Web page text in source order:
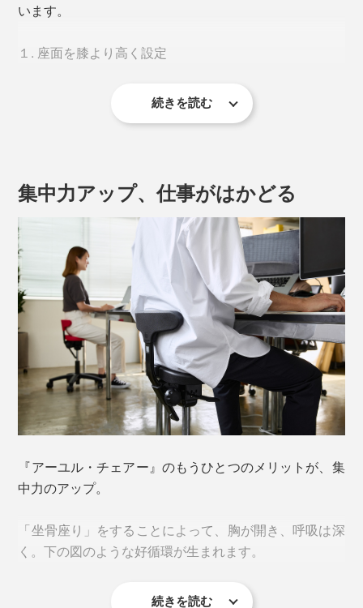
座面を最も高くした状態
座った状態でおしりに触り、ゴリゴリと当たる部分が「坐骨」
『アーユル・チェアー』なら、“座るだけ”でこの「坐骨
座り」になる設計。
柔らかく包み込むタイプのイスとは真逆の発想でつくら
れているので、以下のような人にはおすすめしません。
・座り心地を優先したい
・腰や姿勢に悩みがない
・脚を開いて座ることに抵抗がある
言うなれば、目先の座り心地よりも、腰・姿勢を守るこ
います。
１. 座面を膝より高く設定
２. 脚を開いて座り、足の裏を床につける
左右の坐骨と左右の足裏、4点で支えるイメージ。スト
ンと腰かけるだけで、背骨はS字カーブを描き、頭・
肩・骨盤まで一直線。
ふたつに分かれた座面 （※）
により、意識せずとも左右均
等のバランスに。
※特許取得（第3733369）
座面が前上がりに傾斜していることによって、自然に坐
成。脚を組もうとしても、かなり無理をしないと組めま
続きを読む
集中力アップ、仕事がはかどる
『アーユル・チェアー』のもうひとつのメリットが、集
中力のアップ。
「坐骨座り」をすることによって、胸が開き、呼吸は深
く。下の図のような好循環が生まれます。
続きを読む